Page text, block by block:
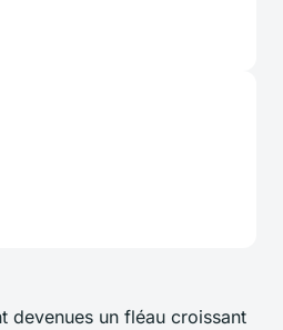
devenues un fléau croissant